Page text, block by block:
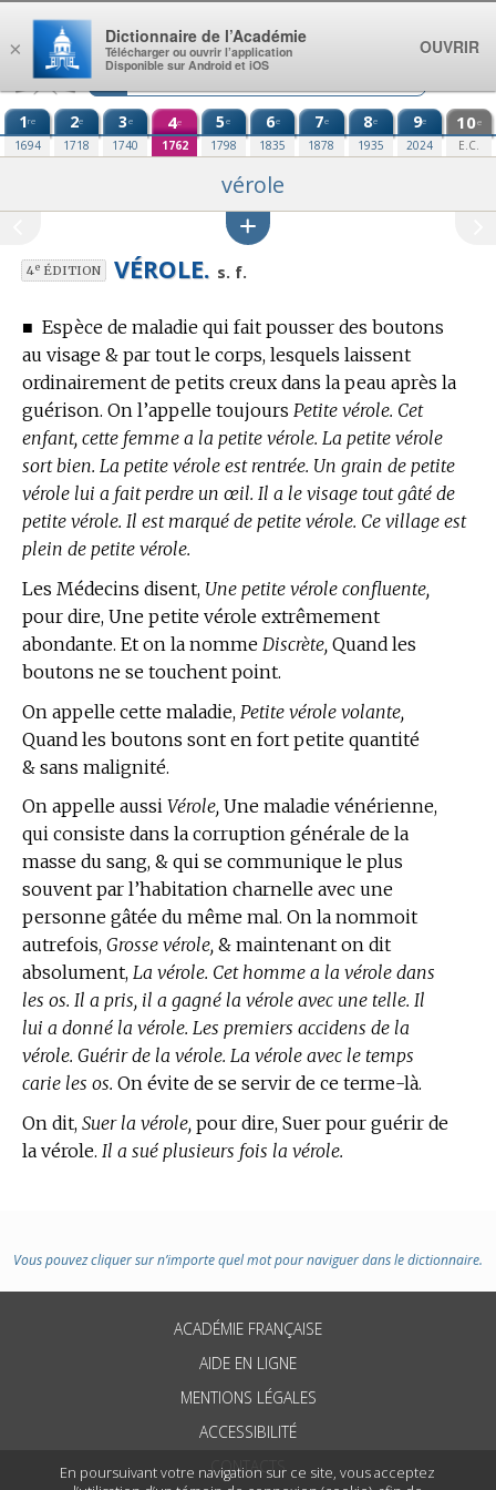
En poursuivant votre navigation sur ce site, vous acceptez
Aller au contenu
1re
1694
2e
1718
3e
1740
4e
1762
5e
1798
6e
1835
7e
1878
8e
1935
9e
2024
10e
E.C.
vérole
4eÉDITION VÉROLE. s. f.
■ Espèce de maladie qui fait pousser des boutons
au visage & par tout le corps, lesquels laissent
ordinairement de petits creux dans la peau après la
guérison. On l’appelle toujours Petite vérole. Cet
enfant, cette femme a la petite vérole. La petite vérole
sort bien. La petite vérole est rentrée. Un grain de petite
vérole lui a fait perdre un œil. Il a le visage tout gâté de
petite vérole. Il est marqué de petite vérole. Ce village est
plein de petite vérole.
Les Médecins disent, Une petite vérole confluente,
pour dire, Une petite vérole extrêmement
abondante. Et on la nomme Discrète, Quand les
boutons ne se touchent point.
On appelle cette maladie, Petite vérole volante,
Quand les boutons sont en fort petite quantité
& sans malignité.
On appelle aussi Vérole, Une maladie vénérienne,
qui consiste dans la corruption générale de la
masse du sang, & qui se communique le plus
souvent par l’habitation charnelle avec une
personne gâtée du même mal. On la nommoit
autrefois, Grosse vérole, & maintenant on dit
absolument, La vérole. Cet homme a la vérole dans
les os. Il a pris, il a gagné la vérole avec une telle. Il
lui a donné la vérole. Les premiers accidens de la
vérole. Guérir de la vérole. La vérole avec le temps
carie les os. On évite de se servir de ce terme-là.
On dit, Suer la vérole, pour dire, Suer pour guérir de
la vérole. Il a sué plusieurs fois la vérole.
Vous pouvez cliquer sur n’importe quel mot pour naviguer dans le dictionnaire.
ACADÉMIE FRANÇAISE
AIDE EN LIGNE
MENTIONS LÉGALES
ACCESSIBILITÉ
CONTACTS
×
Dictionnaire de l’Académie
Télécharger ou ouvrir l’application
Disponible sur Android et iOS
OUVRIR